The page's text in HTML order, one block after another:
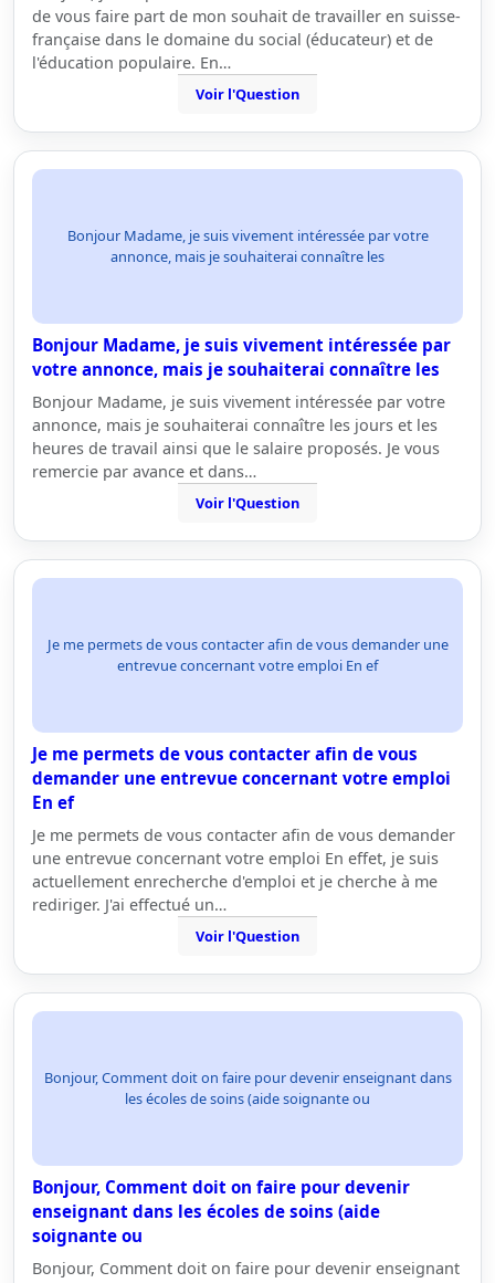
de vous faire part de mon souhait de travailler en suisse-
française dans le domaine du social (éducateur) et de
l'éducation populaire. En…
Voir l'Question
Bonjour Madame, je suis vivement intéressée par votre
annonce, mais je souhaiterai connaître les
Bonjour Madame, je suis vivement intéressée par
votre annonce, mais je souhaiterai connaître les
Bonjour Madame, je suis vivement intéressée par votre
annonce, mais je souhaiterai connaître les jours et les
heures de travail ainsi que le salaire proposés. Je vous
remercie par avance et dans…
Voir l'Question
Je me permets de vous contacter afin de vous demander une
entrevue concernant votre emploi En ef
Je me permets de vous contacter afin de vous
demander une entrevue concernant votre emploi
En ef
Je me permets de vous contacter afin de vous demander
une entrevue concernant votre emploi En effet, je suis
actuellement enrecherche d'emploi et je cherche à me
rediriger. J'ai effectué un…
Voir l'Question
Bonjour, Comment doit on faire pour devenir enseignant dans
les écoles de soins (aide soignante ou
Bonjour, Comment doit on faire pour devenir
enseignant dans les écoles de soins (aide
soignante ou
Bonjour, Comment doit on faire pour devenir enseignant